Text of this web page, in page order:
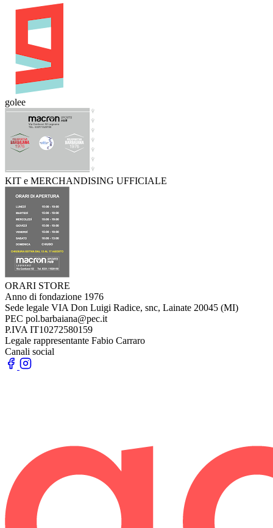
golee
KIT e MERCHANDISING UFFICIALE
ORARI STORE
Anno di fondazione 1976
Sede legale VIA Don Luigi Radice, snc, Lainate 20045 (MI)
PEC pol.barbaiana@pec.it
P.IVA IT10272580159
Legale rappresentante Fabio Carraro
Canali social